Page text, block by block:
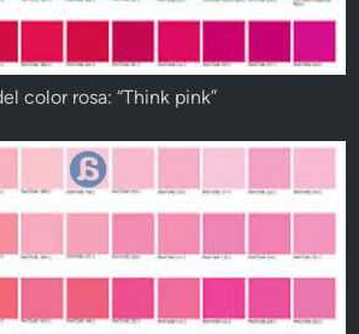
color rosa: “Think pink”